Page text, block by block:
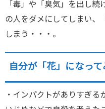
「毒」や「臭気」を出し続
の人をダメにしてしまい、
しまう・・・。
自分が「花」になって
・インパクトがありすぎる